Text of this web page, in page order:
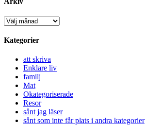
Arkiv
Kategorier
att skriva
Enklare liv
familj
Mat
Okategoriserade
Resor
sånt jag läser
sånt som inte får plats i andra kategorier